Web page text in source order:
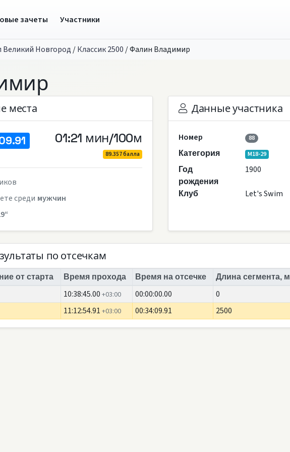
зачеты Участники
Великий Новгород /Классик 2500 /Фалин Владимир
места
01:21 мин/100м
89.357 балла
среди мужчин
Данные участника
Номер
88
Категория
M18-29
Год
рождения
1900
Клуб Let's Swim
по отсечкам
от старта Время прохода Время на отсечке Длина сегмента, м
10:38:45.00 +03:00 00:00:00.00 0
11:12:54.91 +03:00 00:34:09.91 2500